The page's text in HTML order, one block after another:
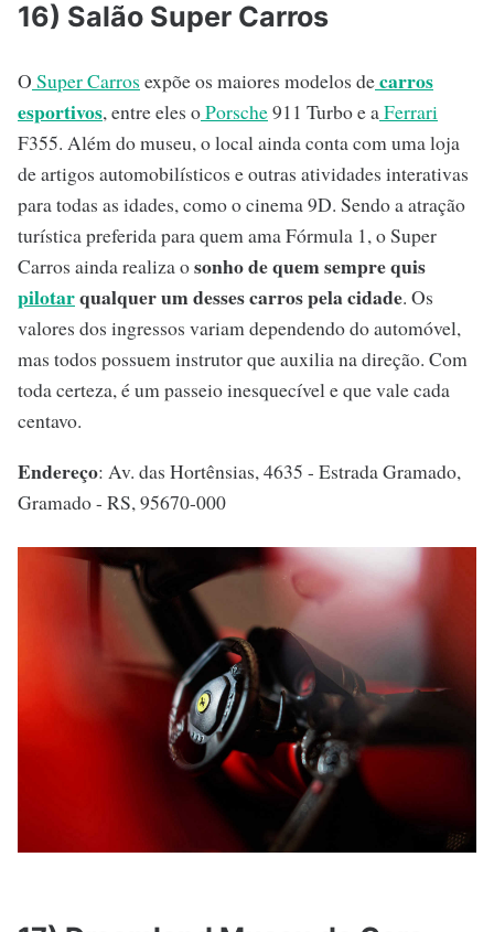
16) Salão Super Carros
O Super Carros expõe os maiores modelos decarros
esportivos, entre eles oPorsche911 Turbo e aFerrari
F355. Além do museu, o local ainda conta com uma loja
de artigos automobilísticos e outras atividades interativas
para todas as idades, como o cinema 9D. Sendo a atração
turística preferida para quem ama Fórmula 1, o Super
Carros ainda realiza osonho de quem sempre quis
pilotarqualquer um desses carros pela cidade. Os
valores dos ingressos variam dependendo do automóvel,
mas todos possuem instrutor que auxilia na direção. Com
toda certeza, é um passeio inesquecível e que vale cada
centavo.
Endereço: Av. das Hortênsias, 4635 - Estrada Gramado,
Gramado - RS, 95670-000